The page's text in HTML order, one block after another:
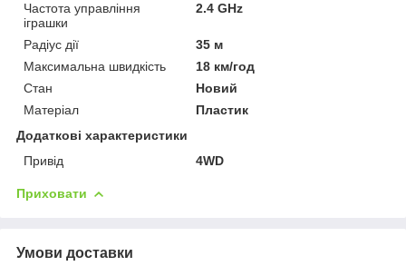
Частота управління
іграшки
2.4 GHz
Радіус дії
35 м
Максимальна швидкість
18 км/год
Стан
Новий
Матеріал
Пластик
Додаткові характеристики
Привід
4WD
Приховати
Умови доставки